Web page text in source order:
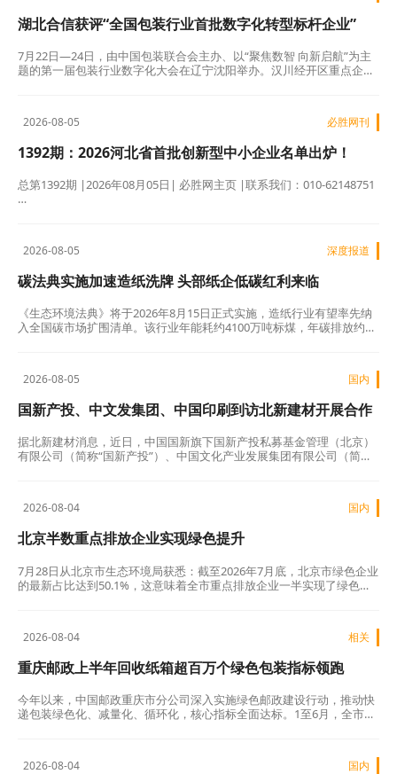
湖北合信获评“全国包装行业首批数字化转型标杆企业”
7月22日―24日，由中国包装联合会主办、以“聚焦数智 向新启航”为主
题的第一届包装行业数字化大会在辽宁沈阳举办。汉川经开区重点企业
开区产业数字化发展再添亮眼名片。…
2026-08-05 必胜网刊
1392期：2026河北省首批创新型中小企业名单出炉！
总第1392期 |2026年08月05日| 必胜网主页 |联系我们：010-62148751
…
2026-08-05 深度报道
碳法典实施加速造纸洗牌 头部纸企低碳红利来临
《生态环境法典》将于2026年8月15日正式实施，造纸行业有望率先纳
入全国碳市场扩围清单。该行业年能耗约4100万吨标煤，年碳排放约
2026-08-05 国内
国新产投、中文发集团、中国印刷到访北新建材开展合作
据北新建材消息，近日，中国国新旗下国新产投私募基金管理（北京）
有限公司（简称“国新产投”）、中国文化产业发展集团有限公司（简
2026-08-04 国内
北京半数重点排放企业实现绿色提升
7月28日从北京市生态环境局获悉：截至2026年7月底，北京市绿色企业
的最新占比达到50.1%，这意味着全市重点排放企业一半实现了绿色提
2026-08-04 相关
重庆邮政上半年回收纸箱超百万个绿色包装指标领跑
今年以来，中国邮政重庆市分公司深入实施绿色邮政建设行动，推动快
递包装绿色化、减量化、循环化，核心指标全面达标。1至6月，全市回
2026-08-04 国内